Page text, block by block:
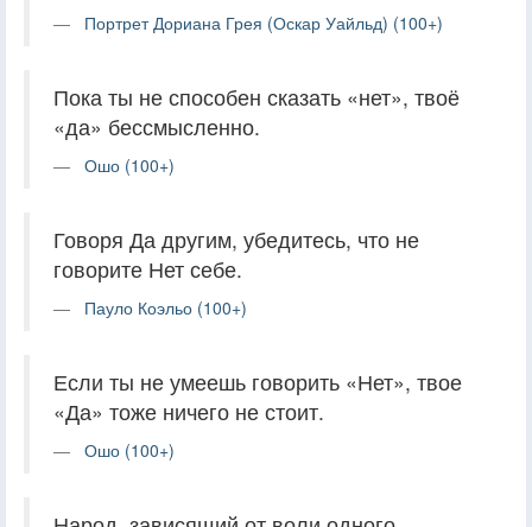
Портрет Дориана Грея (Оскар Уайльд) (100+)
Пока ты не способен сказать «нет», твоё
«да» бессмысленно.
Ошо (100+)
Говоря Да другим, убедитесь, что не
говорите Нет себе.
Пауло Коэльо (100+)
Если ты не умеешь говорить «Нет», твое
«Да» тоже ничего не стоит.
Ошо (100+)